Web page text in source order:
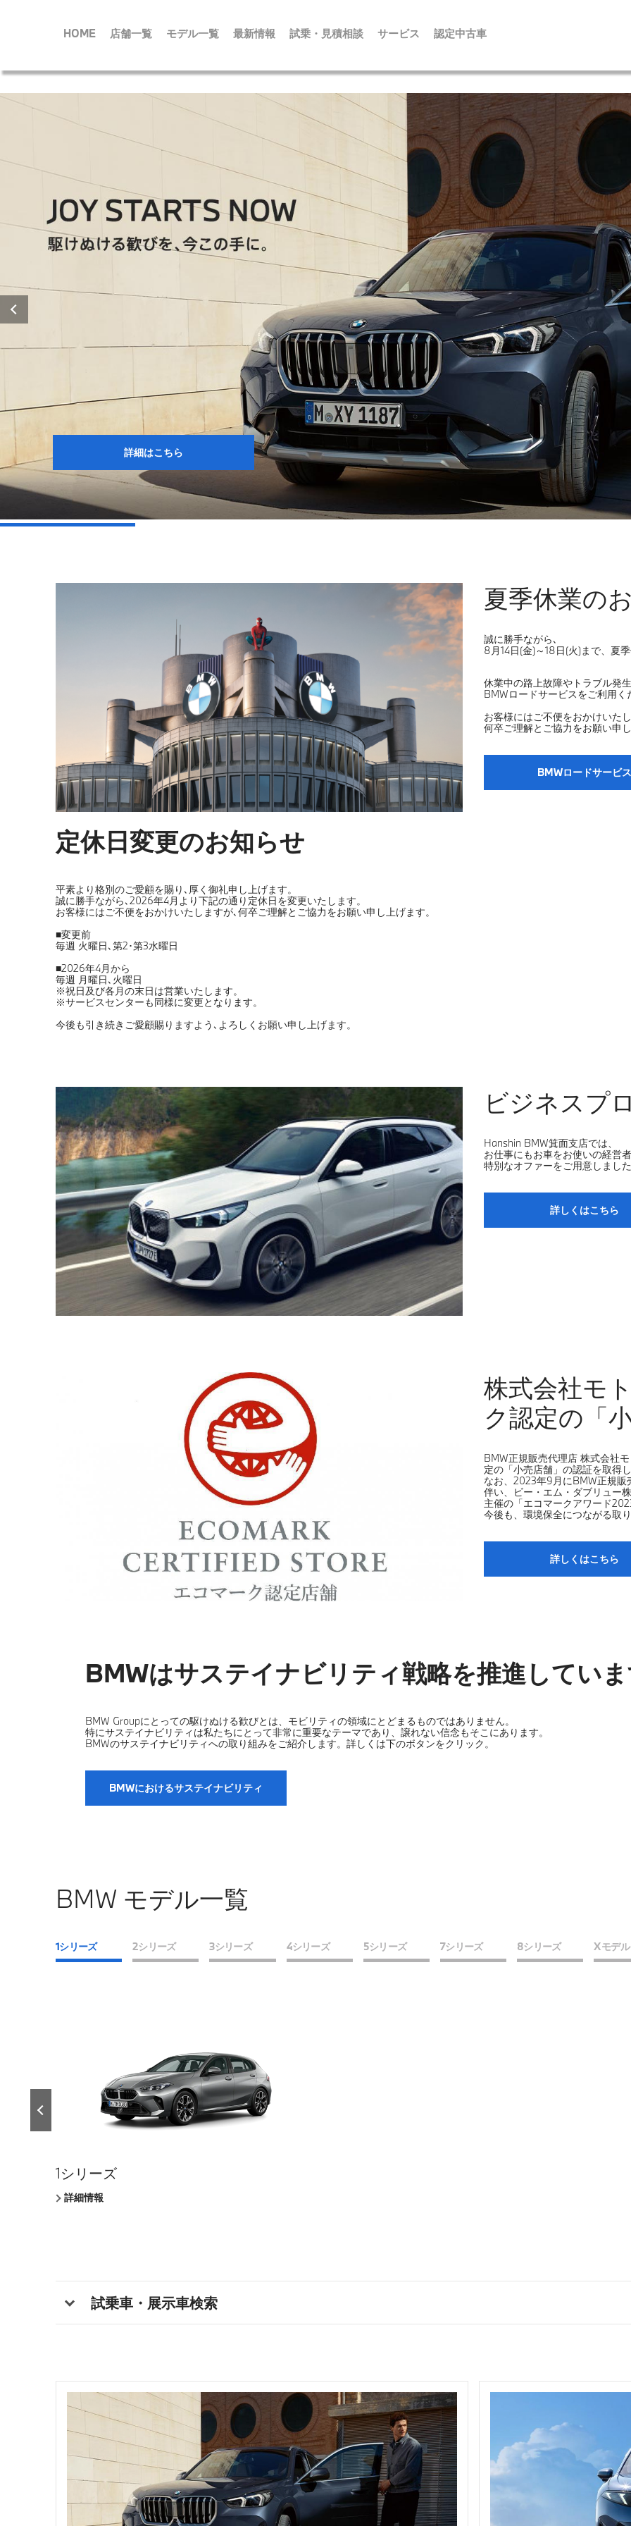
ン
HOME 店舗一覧 モデル一覧 最新情報 試乗・見積相談 サービス 認定中古車
詳細はこちら
夏季休業の
誠に勝手ながら､
8月14日(金)～18日(火)まで、夏
休業中の路上故障やトラブル発
BMWロードサービスをご利用く
お客様にはご不便をおかけいた
何卒ご理解とご協力をお願い申
BMWロードサービス
定休日変更のお知らせ
平素より格別のご愛顧を賜り､厚く御礼申し上げます。
誠に勝手ながら､2026年4月より下記の通り定休日を変更いたします。
お客様にはご不便をおかけいたしますが､何卒ご理解とご協力をお願い申し上げます。
■変更前
毎週 火曜日､第2･第3水曜日
■2026年4月から
毎週 月曜日､火曜日
※祝日及び各月の末日は営業いたします。
※サービスセンターも同様に変更となります。
今後も引き続きご愛顧賜りますよう､よろしくお願い申し上げます。
ビジネスプ
Hanshin BMW箕面支店では、
お仕事にもお車をお使いの経営
特別なオファーをご用意しまし
詳しくはこちら
株式会社モ
ク認定の「
BMW正規販売代理店 株式会社
定の「小売店舗」の認証を取得
なお、2023年9月にBMW正規販
伴い、ビー・エム・ダブリュー
主催の「エコマークアワード
今後も、環境保全につながる取
詳しくはこちら
BMWはサステイナビリティ戦略を推進してい
BMW Groupにとっての駆けぬける歓びとは、モビリティの領域にとどまるものではありません。
特にサステイナビリティは私たちにとって非常に重要なテーマであり、譲れない信念もそこにあります。
BMWのサステイナビリティへの取り組みをご紹介します。詳しくは下のボタンをクリック。
BMWにおけるサステイナビリティ
BMW モデル一覧
1シリーズ 2シリーズ 3シリーズ 4シリーズ 5シリーズ 7シリーズ 8シリーズ X モデル
1シリーズ
詳細情報
クーペ
詳細情報
セダン
詳細情報
クーペ
詳細情報
セダン
詳細情報
7シリーズ
詳細情報
クーペ
詳細情報
X1
詳細情報
Z4
詳細情報
M2 クーペ
詳細情報
BMW iX
詳細情報
試乗車・展示車検索